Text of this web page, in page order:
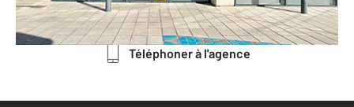
Envoyer un message
Téléphoner à l'agence